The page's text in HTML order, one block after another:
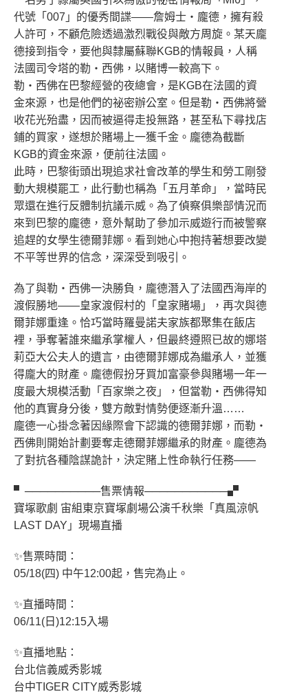
代號「007」的優秀間諜——詹姆士‧龐德，擁有殺
人許可，不顧危險透過激烈戰役與敵方周旋。某天龐
德接到指令，要他與隸屬蘇聯KGB的情報員，人稱
法國司令塔的勒‧西佛，以賭博一較高下。
勒‧西佛在巴黎經營的夜總會，是KGB在法國的資
金來源，也是他們的祕密辦公室。但是勒‧西佛將營
收花光殆盡，因而被逼得走投無路，甚至私下尋找店
鋪的買家，遂想於賭場上一獲千金。龐德為截斷
KGB的資金來源，便前往法國。
此時，巴黎街頭出現追求社會改革的學生和勞工剛發
動大規模罷工，此行動也稱為「五月革命」，當時民
眾還在進行反體制抗議示威。為了偵察俱樂部情況而
來到巴黎的龐德，意外幫助了參加示威遊行而被警察
追趕的女學生德爾菲娜。看到她心中抱持著想要改變
不平等世界的信念，深深受到吸引。
為了與勒‧西佛一決勝負，龐德潛入了法國西海岸的
渡假勝地——皇家渡假村的「皇家賭場」，再次與德
爾菲娜重逢。恰巧當時羅曼諾夫家族都聚集在飯店
裡，爭奪著誰來繼承掌權人，但最終遵照已故的娜塔
莉亞大公夫人的遺言，由德爾菲娜成為繼承人，並獲
得龐大的財產。龐德假扮牙買加富豪參與賭場一年一
度最大規模活動「百家樂之夜」，但當勒‧西佛得知
他的真實身分後，雙方敵對情勢便逐漸升溫……
龐德一心掛念著因緣際會下認識的德爾菲娜，而勒‧
西佛則開始計劃要奪走德爾菲娜繼承的財產。龐德為
了對抗各種陰謀詭計，決定賭上性命執行任務——
▘──────────售票情報───────────▞
寶塚歌劇 宙組東京寶塚劇場公演千秋樂「真風涼帆
LAST DAY」現場直播
✨售票時間：
05/18(四) 中午12:00起，售完為止。
✨直播時間：
06/11(日)12:15入場
✨直播地點：
台北信義威秀影城
台中TIGER CITY威秀影城